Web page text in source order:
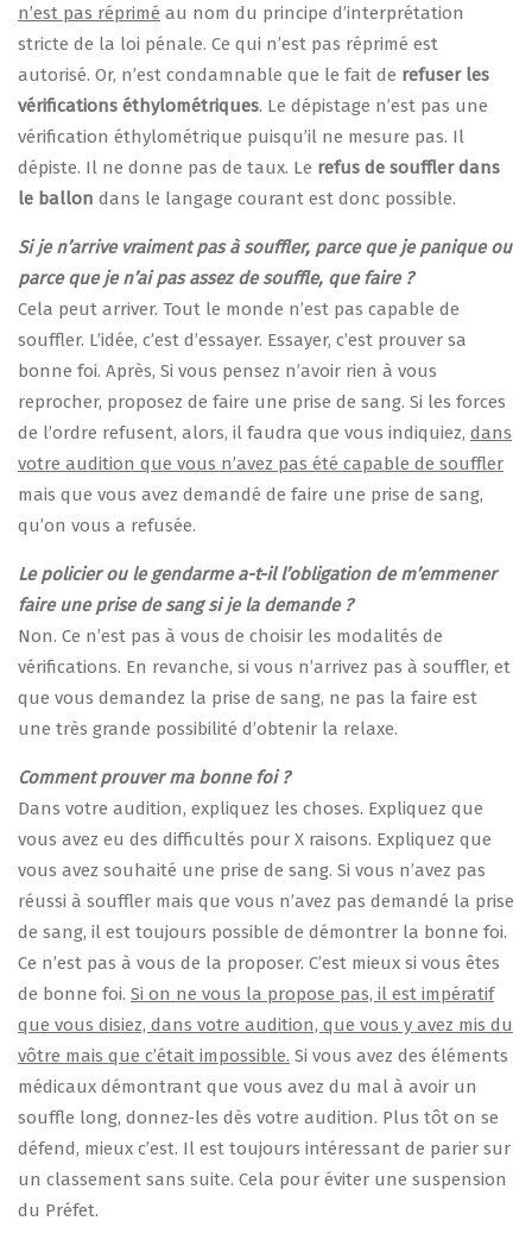
n’est pas réprimé au nom du principe d’interprétation
stricte de la loi pénale. Ce qui n’est pas réprimé est
autorisé. Or, n’est condamnable que le fait de refuser les
vérifications éthylométriques. Le dépistage n’est pas une
vérification éthylométrique puisqu’il ne mesure pas. Il
dépiste. Il ne donne pas de taux. Le refus de souffler dans
le ballon dans le langage courant est donc possible.
Si je n’arrive vraiment pas à souffler, parce que je panique ou
parce que je n’ai pas assez de souffle, que faire ?
Cela peut arriver. Tout le monde n’est pas capable de
souffler. L’idée, c’est d’essayer. Essayer, c’est prouver sa
bonne foi. Après, Si vous pensez n’avoir rien à vous
reprocher, proposez de faire une prise de sang. Si les forces
de l’ordre refusent, alors, il faudra que vous indiquiez, dans
votre audition que vous n’avez pas été capable de souffler
mais que vous avez demandé de faire une prise de sang,
qu’on vous a refusée.
Le policier ou le gendarme a-t-il l’obligation de m’emmener
faire une prise de sang si je la demande ?
Non. Ce n’est pas à vous de choisir les modalités de
vérifications. En revanche, si vous n’arrivez pas à souffler, et
que vous demandez la prise de sang, ne pas la faire est
une très grande possibilité d’obtenir la relaxe.
Comment prouver ma bonne foi ?
Dans votre audition, expliquez les choses. Expliquez que
vous avez eu des difficultés pour X raisons. Expliquez que
vous avez souhaité une prise de sang. Si vous n’avez pas
réussi à souffler mais que vous n’avez pas demandé la prise
de sang, il est toujours possible de démontrer la bonne foi.
Ce n’est pas à vous de la proposer. C’est mieux si vous êtes
de bonne foi. Si on ne vous la propose pas, il est impératif
que vous disiez, dans votre audition, que vous y avez mis du
vôtre mais que c’était impossible. Si vous avez des éléments
médicaux démontrant que vous avez du mal à avoir un
souffle long, donnez-les dès votre audition. Plus tôt on se
défend, mieux c’est. Il est toujours intéressant de parier sur
un classement sans suite. Cela pour éviter une suspension
du Préfet.